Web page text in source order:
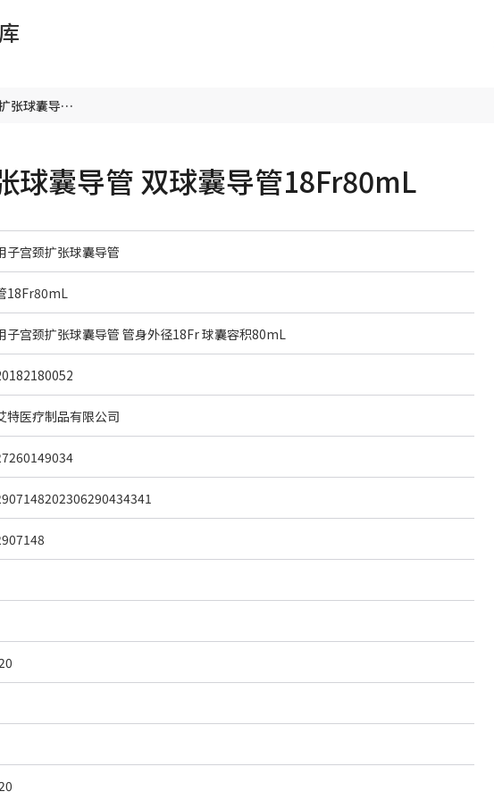
一次性使用子宫颈扩张球囊导管 双球囊导管18Fr80mL
球囊导管 双球囊导管18Fr80mL
子宫颈扩张球囊导管
18Fr80mL
子宫颈扩张球囊导管 管身外径18Fr 球囊容积80mL
特医疗制品有限公司